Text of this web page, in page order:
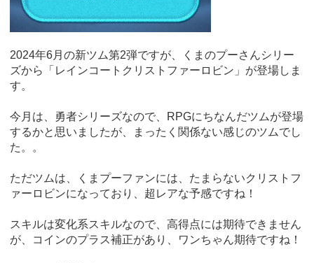
2024年6月の新ツム第2弾ですが、くまのプーさんシリー
ズから「レインコートクリストファーロビン」が登場しま
す。
今月は、勇者シリーズなので、RPGにちなんだツムが登場
するかと思いましたが、まったく関係ない感じのツムでし
た。。
ただツムは、くまプーファンには、たまらないクリストフ
ァーロビンになっており、超レアな予感ですね！
スキルは変化系スキルなので、高得点には期待できません
が、コインのプラス補正があり、ワンちゃん期待ですね！